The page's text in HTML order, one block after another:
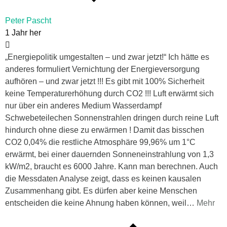
Peter Pascht
1 Jahr her
„Energiepolitik umgestalten – und zwar jetzt!“ Ich hätte es
anderes formuliert Vernichtung der Energieversorgung
aufhören – und zwar jetzt !!! Es gibt mit 100% Sicherheit
keine Temperaturerhöhung durch CO2 !!! Luft erwärmt sich
nur über ein anderes Medium Wasserdampf
Schwebeteilechen Sonnenstrahlen dringen durch reine Luft
hindurch ohne diese zu erwärmen ! Damit das bisschen
CO2 0,04% die restliche Atmosphäre 99,96% um 1°C
erwärmt, bei einer dauernden Sonneneinstrahlung von 1,3
kW/m2, braucht es 6000 Jahre. Kann man berechnen. Auch
die Messdaten Analyse zeigt, dass es keinen kausalen
Zusammenhang gibt. Es dürfen aber keine Menschen
entscheiden die keine Ahnung haben können, weil … Mehr